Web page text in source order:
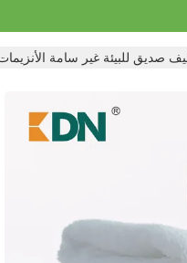
صديق للبيئة غير سامة